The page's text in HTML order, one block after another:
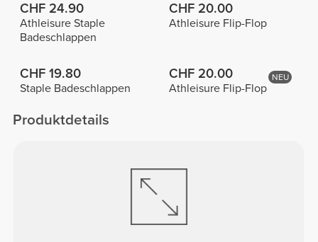
CHF 24.90
Athleisure Staple
Badeschlappen
CHF 20.00
Athleisure Flip-Flop
CHF 19.80
Staple Badeschlappen
NEU
CHF 20.00
Athleisure Flip-Flop
Produktdetails